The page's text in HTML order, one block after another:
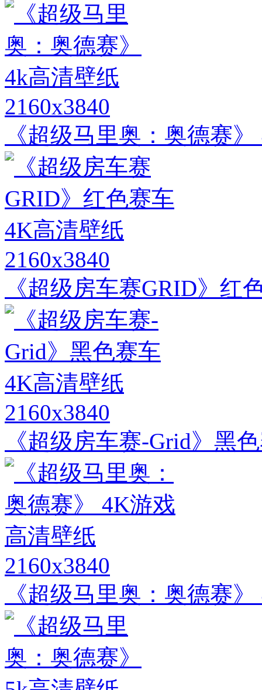
2160x3840
《超级马里奥：奥德赛
2160x3840
《超级房车赛GRID》红
2160x3840
《超级房车赛-Grid》黑
2160x3840
《超级马里奥：奥德赛